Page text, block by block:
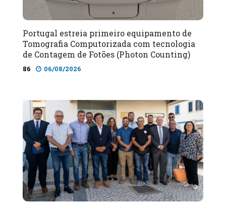
Portugal estreia primeiro equipamento de
Tomografia Computorizada com tecnologia
de Contagem de Fotões (Photon Counting)
86 06/08/2026